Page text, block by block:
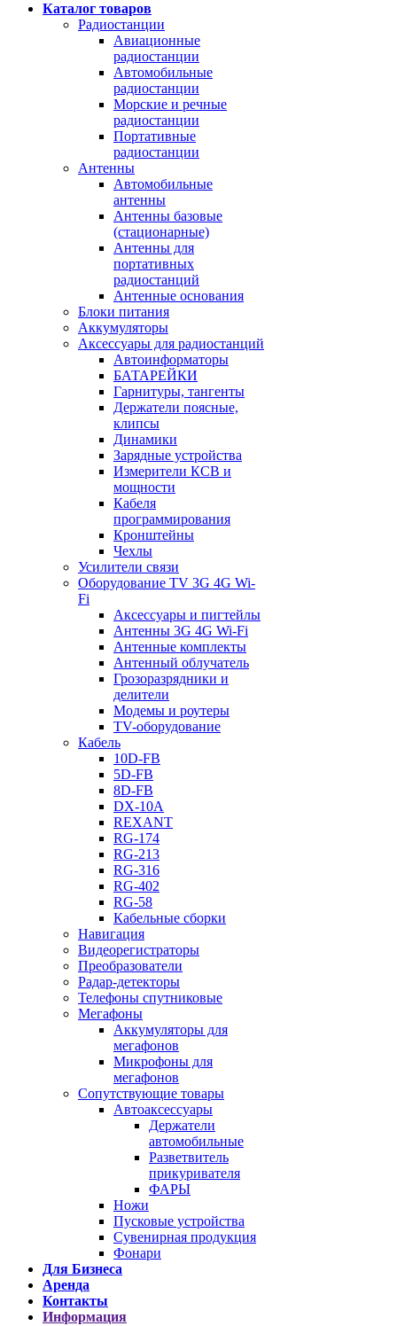
Каталог товаров
Радиостанции
Авиационные
радиостанции
Автомобильные
радиостанции
Морские и речные
радиостанции
Портативные
радиостанции
Антенны
Автомобильные
антенны
Антенны базовые
(стационарные)
Антенны для
портативных
радиостанций
Антенные основания
Блоки питания
Аккумуляторы
Аксессуары для радиостанций
Автоинформаторы
БАТАРЕЙКИ
Гарнитуры, тангенты
Держатели поясные,
клипсы
Динамики
Зарядные устройства
Измерители КСВ и
мощности
Кабеля
программирования
Кронштейны
Чехлы
Усилители связи
Оборудование TV 3G 4G Wi-
Fi
Аксессуары и пигтейлы
Антенны 3G 4G Wi-Fi
Антенные комплекты
Антенный облучатель
Грозоразрядники и
делители
Модемы и роутеры
TV-оборудование
Кабель
10D-FB
5D-FB
8D-FB
DX-10A
REXANT
RG-174
RG-213
RG-316
RG-402
RG-58
Кабельные сборки
Навигация
Видеорегистраторы
Преобразователи
Радар-детекторы
Телефоны спутниковые
Мегафоны
Аккумуляторы для
мегафонов
Микрофоны для
мегафонов
Сопутствующие товары
Автоаксессуары
Держатели
автомобильные
Разветвитель
прикуривателя
ФАРЫ
Ножи
Пусковые устройства
Сувенирная продукция
Фонари
Для Бизнеса
Аренда
Контакты
Информация